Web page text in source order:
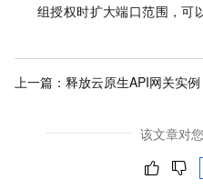
组授权时扩大端口范围，可
上一篇： 释放云原生API网关实例
该文章对